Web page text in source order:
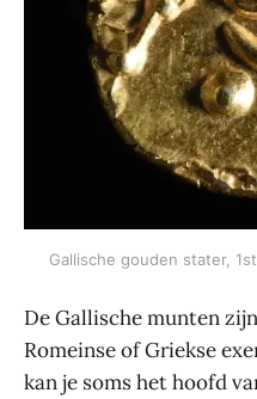
Gallische gouden stater,
De Gallische munten
Romeinse of Griekse
kan je soms het hoofd